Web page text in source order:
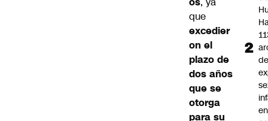
que
excedier
on el
plazo de
dos años
que se
otorga
para su
de
en